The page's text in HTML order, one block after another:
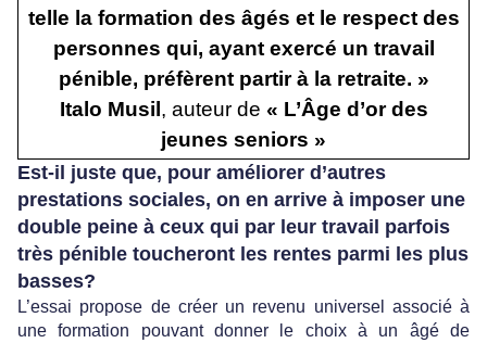
telle la formation des âgés et le respect des
personnes qui, ayant exercé un travail
pénible, préfèrent partir à la retraite. »
Italo Musil, auteur de « L’Âge d’or des
jeunes seniors »
Est-il juste que, pour améliorer d’autres
prestations sociales, on en arrive à imposer une
double peine à ceux qui par leur travail parfois
très pénible toucheront les rentes parmi les plus
basses?
L’essai propose de créer un revenu universel associé à
une formation pouvant donner le choix à un âgé de